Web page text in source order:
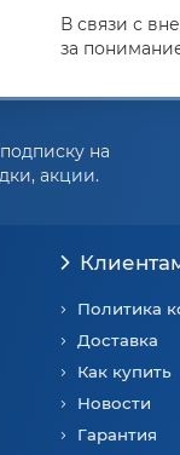
В связи с
за
на
акции.
Политика
Доставка
Как купить
Новости
Гарантия